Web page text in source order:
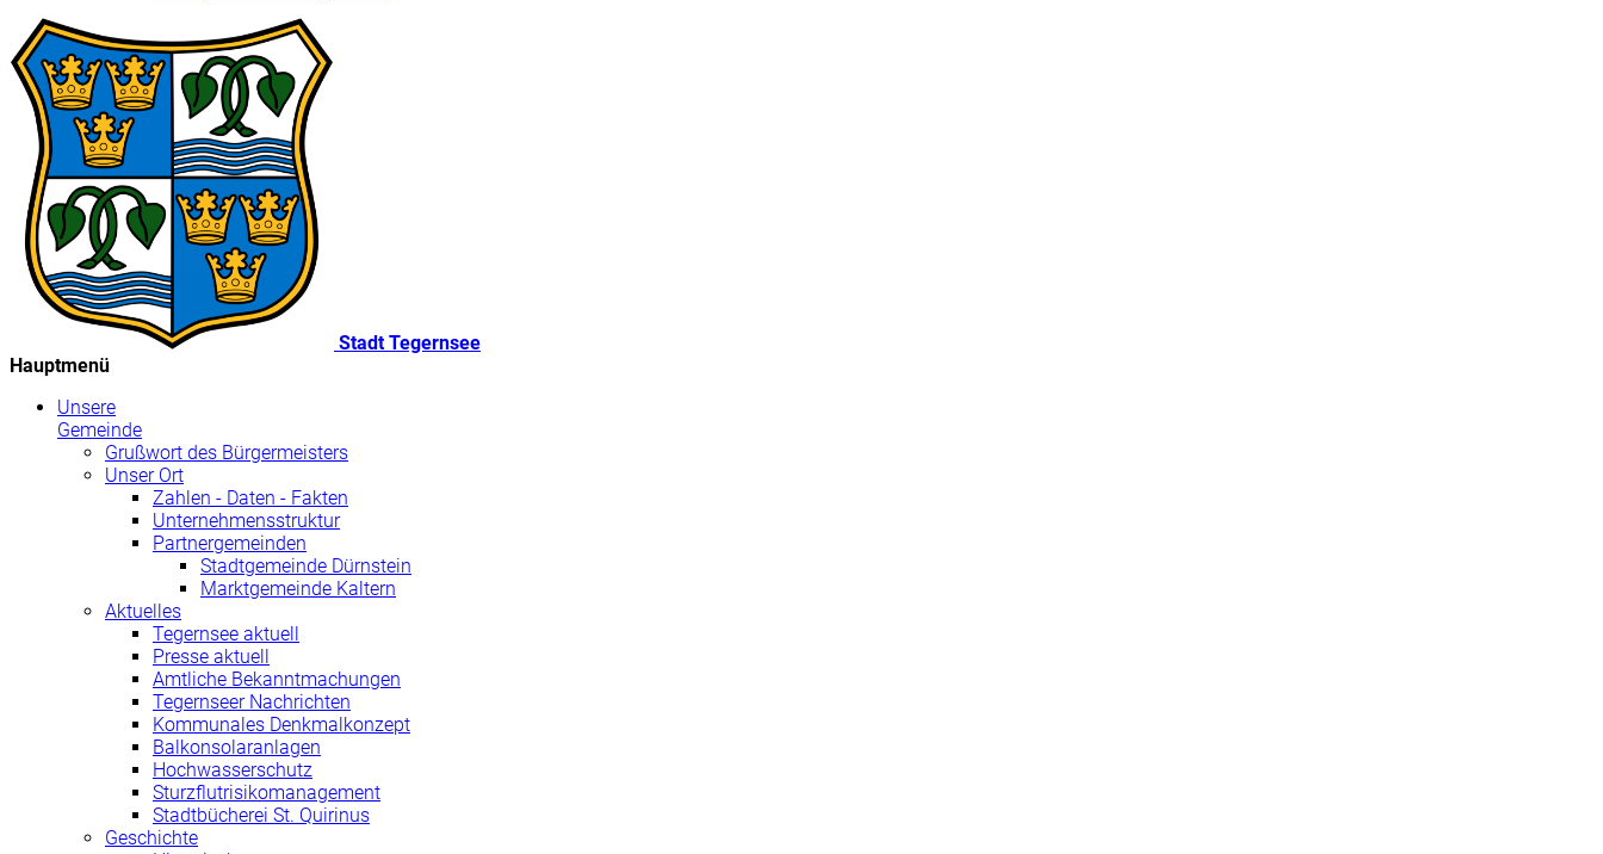
Stadt Tegernsee
Hauptmenü
Unsere
Gemeinde
Grußwort des Bürgermeisters
Unser Ort
Zahlen - Daten - Fakten
Unternehmensstruktur
Partnergemeinden
Stadtgemeinde Dürnstein
Marktgemeinde Kaltern
Aktuelles
Tegernsee aktuell
Presse aktuell
Amtliche Bekanntmachungen
Tegernseer Nachrichten
Kommunales Denkmalkonzept
Balkonsolaranlagen
Hochwasserschutz
Sturzflutrisikomanagement
Stadtbücherei St. Quirinus
Geschichte